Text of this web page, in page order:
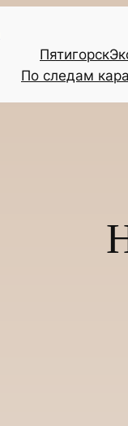
Пятигорск
По следам